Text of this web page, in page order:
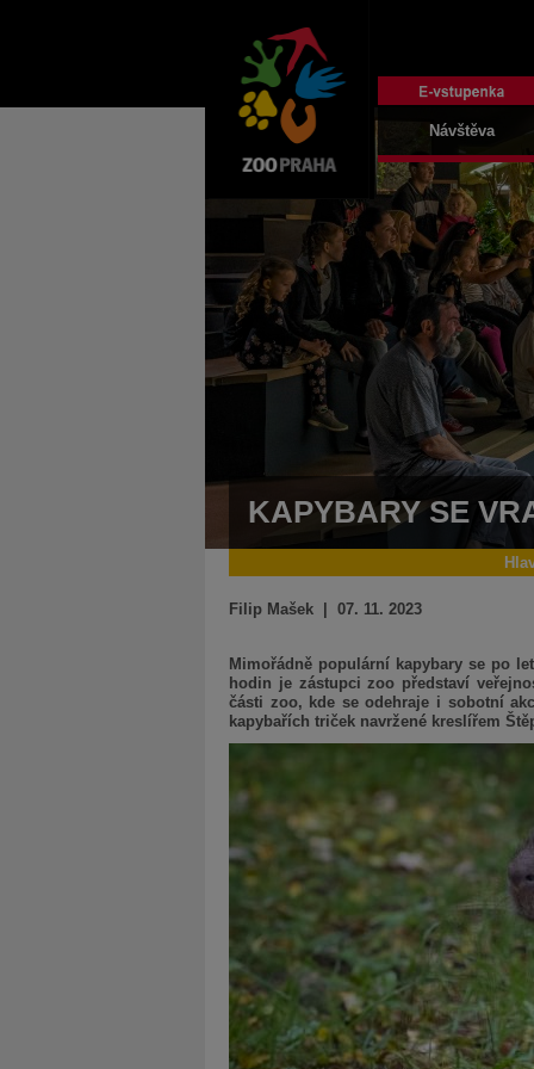
Návštěva
KAPYBARY SE
Filip Mašek | 07. 11. 2023
Mimořádně populární kapybary se po
hodin je zástupci zoo představí
části zoo, kde se odehraje i sobotní
kapybařích triček navržené kreslířem